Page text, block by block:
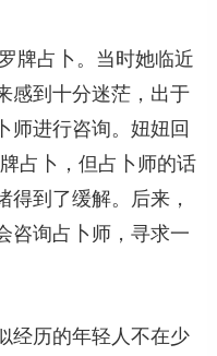
牌占卜。当时她临近
感到十分迷茫，出于
师进行咨询。妞妞回
占卜，但占卜师的话
到了缓解。后来，
咨询占卜师，寻求一
经历的年轻人不在少